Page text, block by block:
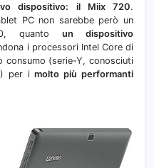
dispositivo: il Miix 720.
PC non sarebbe però un
quanto un dispositivo
i processori Intel Core di
consumo (serie-Y, conosciuti
per imolto più performanti